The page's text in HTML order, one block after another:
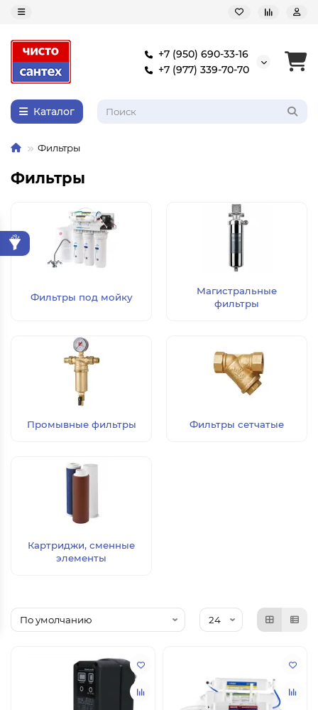
+7 (950) 690-33-16
+7 (977) 339-70-70
Каталог
Фильтры
Фильтры
Фильтры под мойку
Магистральные
фильтры
Промывные фильтры Фильтры сетчатые
Картриджи, сменные
элементы